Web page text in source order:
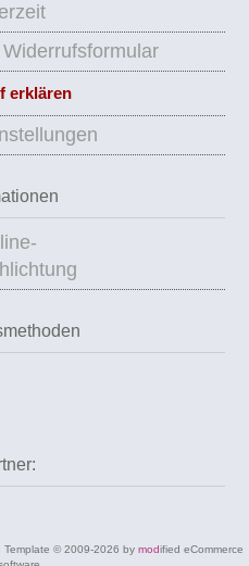
erklären
Template © 2009-2026 by modified eCommerce